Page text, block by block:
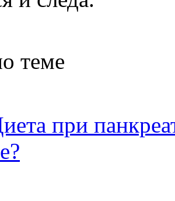
теме
при